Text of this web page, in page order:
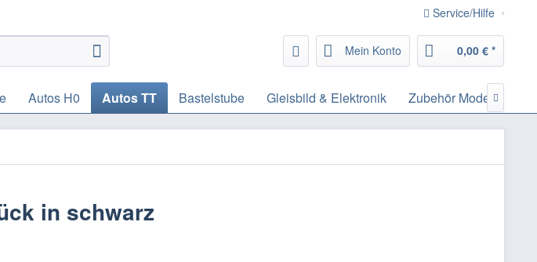
Service/Hilfe
Mein Konto 0,00 € *
Autos H0 Autos TT Bastelstube Gleisbild & Elektronik Zubehör 
in schwarz